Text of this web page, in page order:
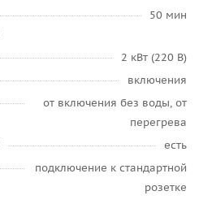
50 мин
2 кВт (220 В)
включения
от включения без воды, от
перегрева
есть
подключение к стандартной
розетке